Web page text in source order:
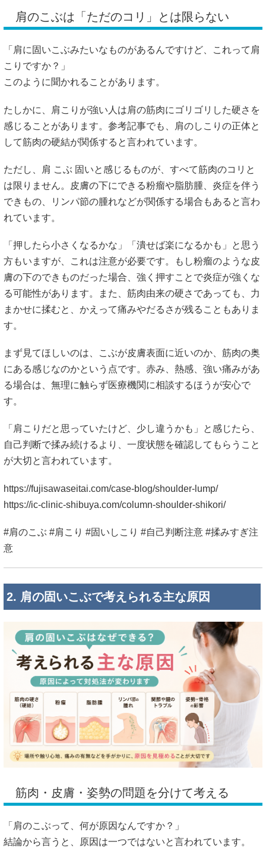
肩のこぶは「ただのコリ」とは限らない
「肩に固いこぶみたいなものがあるんですけど、これって肩
こりですか？」
このように聞かれることがあります。
たしかに、肩こりが強い人は肩の筋肉にゴリゴリした硬さを
感じることがあります。参考記事でも、肩のしこりの正体と
して筋肉の硬結が関係すると言われています。
ただし、肩 こぶ 固いと感じるものが、すべて筋肉のコリと
は限りません。皮膚の下にできる粉瘤や脂肪腫、炎症を伴う
できもの、リンパ節の腫れなどが関係する場合もあると言わ
れています。
「押したら小さくなるかな」「潰せば楽になるかも」と思う
方もいますが、これは注意が必要です。もし粉瘤のような皮
膚の下のできものだった場合、強く押すことで炎症が強くな
る可能性があります。また、筋肉由来の硬さであっても、力
まかせに揉むと、かえって痛みやだるさが残ることもありま
す。
まず見てほしいのは、こぶが皮膚表面に近いのか、筋肉の奥
にある感じなのかという点です。赤み、熱感、強い痛みがあ
る場合は、無理に触らず医療機関に相談するほうが安心で
す。
「肩こりだと思っていたけど、少し違うかも」と感じたら、
自己判断で揉み続けるより、一度状態を確認してもらうこと
が大切と言われています。
https://fujisawaseitai.com/case-blog/shoulder-lump/
https://ic-clinic-shibuya.com/column-shoulder-shikori/
#肩のこぶ #肩こり #固いしこり #自己判断注意 #揉みすぎ注
意
2. 肩の固いこぶで考えられる主な原因
筋肉・皮膚・姿勢の問題を分けて考える
「肩のこぶって、何が原因なんですか？」
結論から言うと、原因は一つではないと言われています。